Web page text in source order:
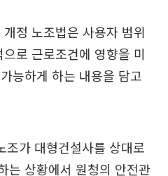
정 노조법은 사용자 범위
로 근로조건에 영향을 미
능하게 하는 내용을 담고
가 대형건설사를 상대로
는 상황에서 원청의 안전관